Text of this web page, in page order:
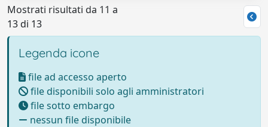
Mostrati risultati da 11 a
13 di 13
Legenda icone
file ad accesso aperto
file disponibili solo agli amministratori
file sotto embargo
nessun file disponibile